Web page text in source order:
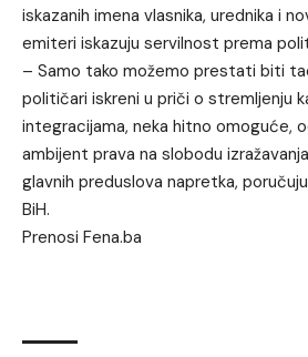
iskazanih imena vlasnika, urednika i
emiteri iskazuju servilnost prema
– Samo tako možemo prestati biti
političari iskreni u priči o stremljenju
integracijama, neka hitno omoguće,
ambijent prava na slobodu
glavnih preduslova napretka,
BiH.
Prenosi Fena.ba